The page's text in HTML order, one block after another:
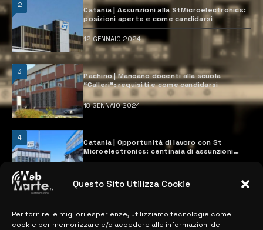
Questo Sito Utilizza Cookie
Per fornire le migliori esperienze, utilizziamo tecnologie come i
cookie per memorizzare e/o accedere alle informazioni del
2
Catania | Assunzioni alla StMicroelectronics:
posizioni aperte e come candidarsi
12 GENNAIO 2024
3
Pachino | Mancano docenti alla scuola
“Calleri”: requisiti e come candidarsi
18 GENNAIO 2024
4
Catania | Opportunità di lavoro con St
Microelectronics: centinaia di assunzioni
previste
MAPPA DEL SITO